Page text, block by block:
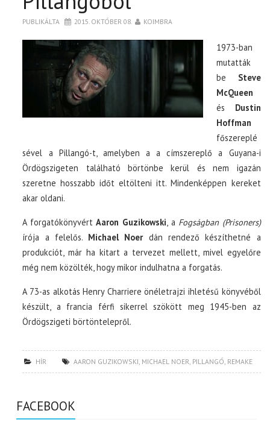
PUBLIKÁLTA 2015. OKTÓBER 08. KOIMBRA
1973-ban
mutatták
be Steve
McQueen
és Dustin
Hoffman
főszereplé
sével a Pillangó-t, amelyben a a címszereplő a Guyana-i
Ördögszigeten található börtönbe kerül és nem igazán
szeretne hosszabb időt eltölteni itt. Mindenképpen kereket
akar oldani.
A forgatókönyvértAaron Guzikowski, a Fogságban (Prisoners)
írója a felelős. Michael Noerdán rendező készíthetné a
produkciót, már ha kitart a tervezet mellett, mivel egyelőre
még nem közölték, hogy mikor indulhatna a forgatás.
A 73-as alkotás Henry Charriere önéletrajzi ihletésű könyvéből
készült, a francia férfi sikerrel szökött meg 1945-ben az
Ördögszigeti börtöntelepről.
HÍR AARON GUZIKOWSKI, MICHAEL NOER, PILLANGÓ, REMAKE
FACEBOOK